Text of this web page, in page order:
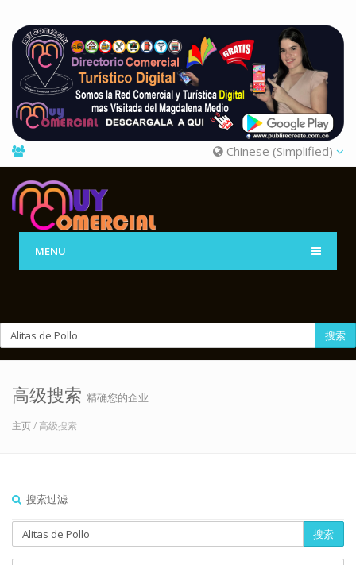
Chinese (Simplified)
MENU
搜索
高级搜索 精确您的企业
主页/ 高级搜索
搜索过滤
搜索